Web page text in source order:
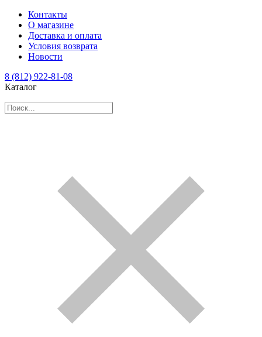
Контакты
О магазине
Доставка и оплата
Условия возврата
Новости
8 (812) 922-81-08
Каталог